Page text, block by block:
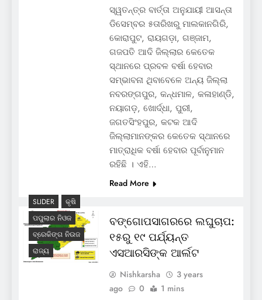
ସ୍ୱତନ୍ତ୍ର ବାର୍ତ୍ତା ଅନୁଯାୟୀ ଆସନ୍ତା
ଡିସେମ୍ବର ୫ତାରିଖରୁ ମାଲକାନଗିରି,
କୋରାପୁଟ, ରାୟଗଡ଼ା, ଗଞ୍ଜାମ,
ଗଜପତି ଆଦି ଜିଲ୍ଲାର କେତେକ
ସ୍ଥାନରେ ପ୍ରବଳ ବର୍ଷା ହେବାର
ସମ୍ଭାବନା ଥିବାବେଳେ ଅନ୍ୟ ଜିଲ୍ଲା
ନବରଙ୍ଗପୁର, କନ୍ଧମାଳ, କଳାହାଣ୍ଡି,
ନୟାଗଡ଼, ଖୋର୍ଦ୍ଧା, ପୁରୀ,
ଜଗତସିଂହପୁର, କଟକ ଆଦି
ଜିଲ୍ଲାମାନଙ୍କର କେତେକ ସ୍ଥାନରେ
ମାତ୍ରାଧିକ ବର୍ଷା ହେବାର ପୂର୍ବାନୁମାନ
ରହିଛି । ଏହି…
Read More
SLIDER
କୃଷି
ପପୁଲାର ନିଓଜ
ବ୍ରେକିଙ୍ଗ ନିଉଜ
ରାଜ୍ୟ
ବଙ୍ଗୋପସାଗରରେ ଲଘୁଚାପ:
୧୫ରୁ ୧୯ ପର୍ଯ୍ୟନ୍ତ
ଏସଆରସିଙ୍କ ଆର୍ଲଟ
Nishkarsha
3 years
ago
0 1 mins